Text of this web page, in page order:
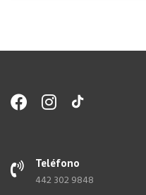
Teléfono
442 302 9848